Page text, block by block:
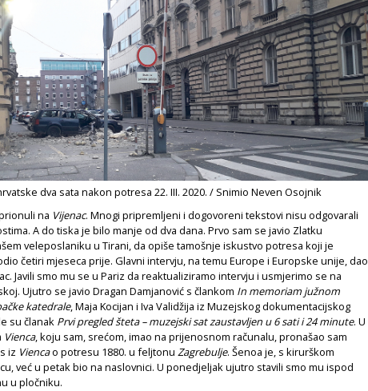
dva sata nakon potresa 22. III. 2020. / Snimio Neven Osojnik
na Vijenac. Mnogi pripremljeni i dogovoreni tekstovi nisu odgovarali
A do tiska je bilo manje od dva dana. Prvo sam se javio Zlatku
veleposlaniku u Tirani, da opiše tamošnje iskustvo potresa koji je
četiri mjeseca prije. Glavni intervju, na temu Europe i Europske unije, dao
Javili smo mu se u Pariz da reaktualiziramo intervju i usmjerimo se na
Ujutro se javio Dragan Damjanović s člankom In memoriam južnom
katedrale, Maja Kocijan i Iva Validžija iz Muzejskog dokumentacijskog
su članak Prvi pregled šteta – muzejski sat zaustavljen u 6 sati i 24 minute. U
Vienca, koju sam, srećom, imao na prijenosnom računalu, pronašao sam
iz Viencao potresu 1880. u feljtonu Zagrebulje. Šenoa je, s kirurškom
već u petak bio na naslovnici. U ponedjeljak ujutro stavili smo mu ispod
u pločniku.